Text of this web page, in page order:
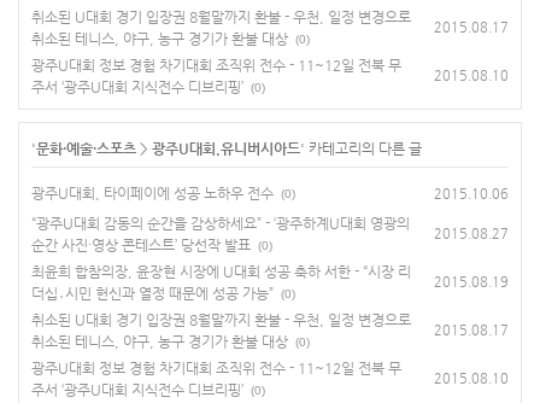
취소된 U대회 경기 입장권 8월말까지 환불 - 우천, 일정 변경으로
취소된 테니스, 야구, 농구 경기가 환불 대상 (0)
2015.08.17
광주U대회 정보 경험 차기대회 조직위 전수 - 11~12일 전북 무
주서 ‘광주U대회 지식전수 디브리핑’ (0)
2015.08.10
'문화·예술·스포츠 > 광주U대회.유니버시아드' 카테고리의 다른 글
광주U대회, 타이페이에 성공 노하우 전수 (0) 2015.10.06
“광주U대회 감동의 순간을 감상하세요” - ‘광주하계U대회 영광의
순간 사진·영상 콘테스트’ 당선작 발표
(0)
2015.08.27
최윤희 합참의장, 윤장현 시장에 U대회 성공 축하 서한 - “시장 리
더십․시민 헌신과 열정 때문에 성공 가능” (0)
2015.08.19
취소된 U대회 경기 입장권 8월말까지 환불 - 우천, 일정 변경으로
취소된 테니스, 야구, 농구 경기가 환불 대상 (0)
2015.08.17
광주U대회 정보 경험 차기대회 조직위 전수 - 11~12일 전북 무
주서 ‘광주U대회 지식전수 디브리핑’ (0)
2015.08.10